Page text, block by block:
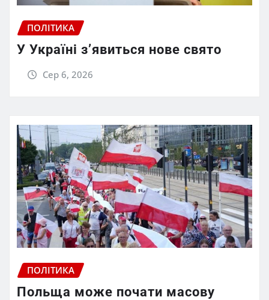
ПОЛІТИКА
У Україні з’явиться нове свято
Сер 6, 2026
ПОЛІТИКА
Польща може почати масову